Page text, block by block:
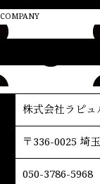
COMPANY
株式会社ラピュ
〒336-0025 埼
050-3786-5968